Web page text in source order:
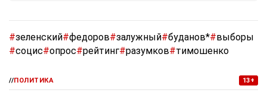
#зеленский#федоров#залужный#буданов*#выборы
#социс#опрос#рейтинг#разумков#тимошенко
//ПОЛИТИКА 13+